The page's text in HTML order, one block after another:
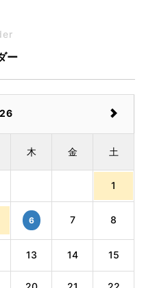
ー
木 金 土
1
6 7 8
13 14 15